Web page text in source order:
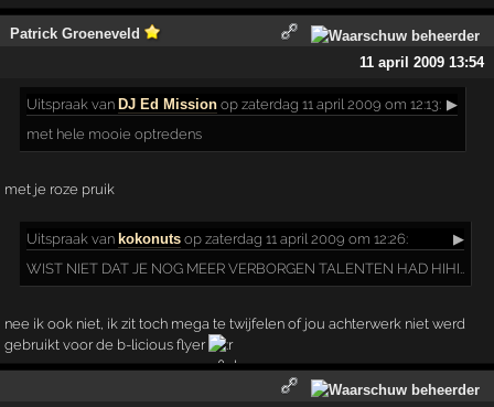
Patrick Groeneveld
11 april 2009 13:54
Uitspraak van DJ Ed Mission op zaterdag 11 april 2009 om 12:13: ▶
met hele mooie optredens
met je roze pruik
Uitspraak van kokonuts op zaterdag 11 april 2009 om 12:26:
▶
WIST NIET DAT JE NOG MEER VERBORGEN TALENTEN HAD HIHI..
nee ik ook niet, ik zit toch mega te twijfelen of jou achterwerk niet werd
gebruikt voor de b-licious flyer